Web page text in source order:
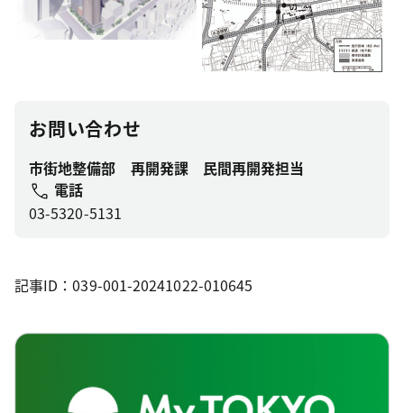
お問い合わせ
市街地整備部 再開発課 民間再開発担当
電話
03-5320-5131
記事ID：039-001-20241022-010645